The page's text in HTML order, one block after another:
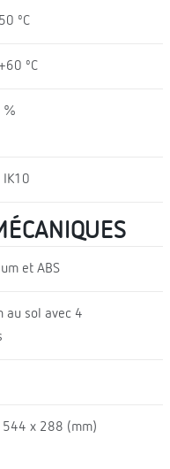
ºC
ºC
%
IK10
et ABS
au sol avec 4
x 288 (mm)